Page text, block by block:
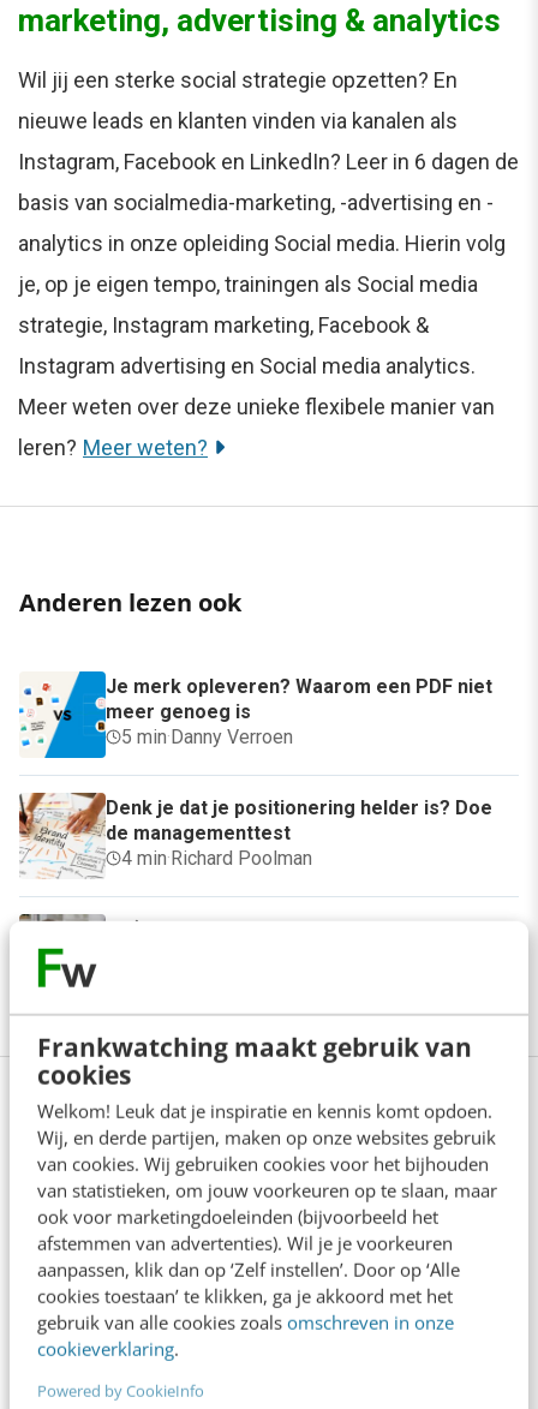
Frankwatching maakt gebruik van
cookies
Welkom! Leuk dat je inspiratie en kennis komt opdoen.
Wij, en derde partijen, maken op onze websites gebruik
van cookies. Wij gebruiken cookies voor het bijhouden
van statistieken, om jouw voorkeuren op te slaan, maar
ook voor marketingdoeleinden (bijvoorbeeld het
afstemmen van advertenties). Wil je je voorkeuren
aanpassen, klik dan op ‘Zelf instellen’. Door op ‘Alle
cookies toestaan’ te klikken, ga je akkoord met het
gebruik van alle cookies zoals omschreven in onze
cookieverklaring.
Powered by CookieInfo
marketing, advertising & analytics
Wil jij een sterke social strategie opzetten? En
nieuwe leads en klanten vinden via kanalen als
Instagram, Facebook en LinkedIn? Leer in 6 dagen de
basis van socialmedia-marketing, -advertising en -
analytics in onze opleiding Social media. Hierin volg
je, op je eigen tempo, trainingen als Social media
strategie, Instagram marketing, Facebook &
Instagram advertising en Social media analytics.
Meer weten over deze unieke flexibele manier van
leren? Meer weten?
Anderen lezen ook
Je merk opleveren? Waarom een PDF niet
meer genoeg is
5 min·Danny Verroen
Denk je dat je positionering helder is? Doe
de managementtest
4 min·Richard Poolman
Je ‘sterke merk’ overleeft geen kwartier
Bekijk deze topics of volg ze via een
NieuwsAlert
Content Facebookpagina's
Facebookprofielen Google +1
Online marketing Social media
Timing X